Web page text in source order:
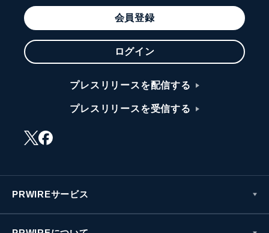
会員登録
ログイン
プレスリリースを配信する
プレスリリースを受信する
PRWIREサービス